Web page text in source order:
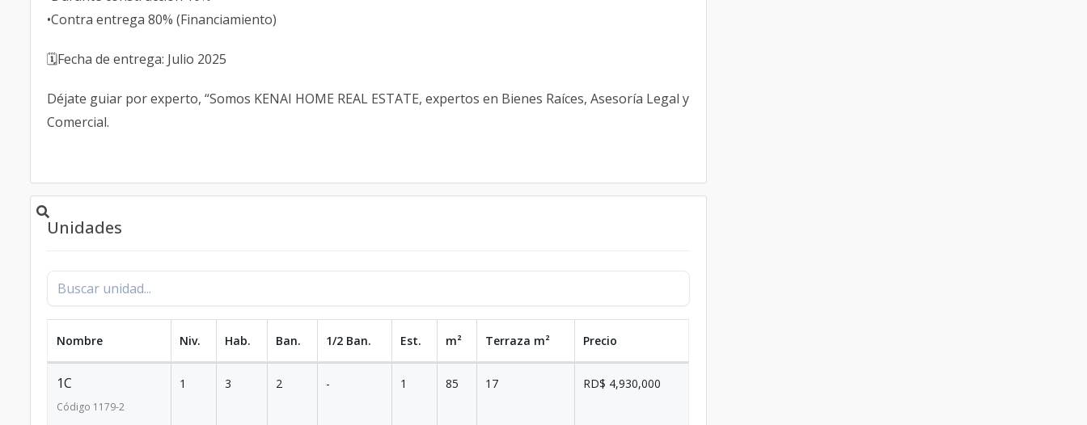
•Contra entrega 80% (Financiamiento)
🗓️Fecha de entrega: Julio 2025
Déjate guiar por experto, “Somos KENAI HOME REAL ESTATE, expertos en Bienes Raíces, Asesoría Legal y
Comercial.
Unidades
Nombre Niv. Hab. Ban. 1/2 Ban. Est. m² Terraza m² Precio
1C
Código 1179-2
1 3 2 - 1 85 17 RD$ 4,930,000